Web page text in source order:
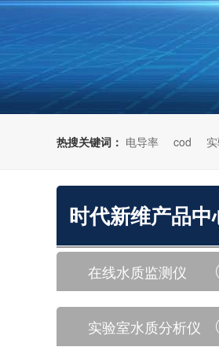
热搜关键词： 电导率 cod
时代新维产品中
在线水质监测仪
实验室水质分析仪